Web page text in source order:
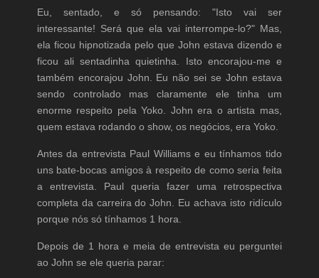
Eu, sentado, e só pensando: "Isto vai ser
interessante! Será que ela vai interrompe-lo?" Mas,
ela ficou hipnotizada pelo que John estava dizendo e
ficou ali sentadinha quietinha. Isto encorajou-me e
também encorajou John. Eu não sei se John estava
sendo controlado mas claramente ele tinha um
enorme respeito pela Yoko. John era o artista mas,
quem estava rodando o show, os negócios, era Yoko.
Antes da entrevista Paul Williams e eu tínhamos tido
uns bate-bocas amigos à respeito de como seria feita
a entrevista. Paul queria fazer uma retrospectiva
completa da carreira do John. Eu achava isto ridículo
porque nós só tínhamos 1 hora.
Depois de 1 hora e meia de entrevista eu perguntei
ao John se ele queria parar: